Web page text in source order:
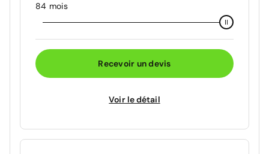
84 mois
Recevoir un devis
Voir le détail